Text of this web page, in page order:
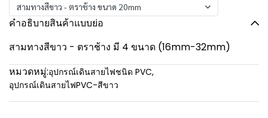
สามทางสีขาว - ตราช้าง ขนาด 20mm
คำอธิบายสินค้าแบบย่อ
สามทางสีขาว - ตราช้าง มี 4 ขนาด (16mm-32mm)
หมวดหมู่:อุปกรณ์เดินสายไฟชนิด PVC,
อุปกรณ์เดินสายไฟPVC-สีขาว